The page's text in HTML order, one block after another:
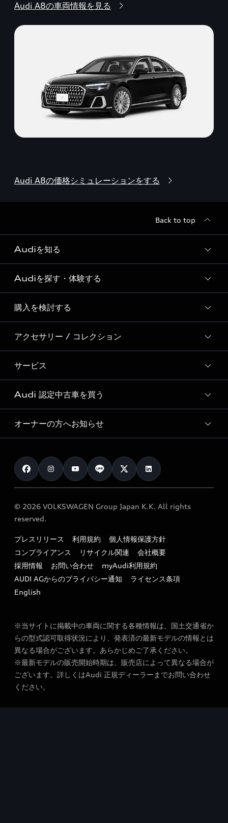
Audi A8の車両情報を見る
Audi A8の価格シミュレーションをする
Back to top
Audiを知る
Audi ブランド
Story of Progress
Audi Sport
Formula 1®
デジタルサービス
Audiを探す・体験する
ディーラー検索
新車在庫検索
試乗車・展示車検索
見積り依頼
試乗予約
購入を検討する
モデル一覧
特別仕様モデル / 限定モデル
e-tronラインアップ
価格シミュレーション
車両比較
カタログ一覧
アクセサリー / コレクション
純正アクセサリー
オンラインショップ
Audi collection
アウディナビアプリ
サービス
サービス入庫予約
サービスプログラム
メンテナンス
車検 / 定期点検
e-tronアフターサポート
myAudi
Audi 認定中古車を買う
Audi認定中古車
クオリティ
保証
メンテナンス
ファイナンス
キャンペーン / イベント
買取査定
オーナーの方へお知らせ
お知らせ
オーナー様向けキャンペーン
特定整備適用車一覧
リサイクル法
よくある質問（FAQ）
© 2026 VOLKSWAGEN Group Japan K.K. All rights
reserved.
プレスリリース 利用規約
個人情報保護方針
コンプライアンス
リサイクル関連
会社概要
採用情報
お問い合わせ
myAudi利用規約
AUDI AGからのプライバシー通知
ライセンス条項
English
※当サイトに掲載中の車両に関する各種情報は、国土交通省か
らの型式認可取得状況により、発表済の最新モデルの情報とは
異なる場合がございます。あらかじめご了承ください。
※最新モデルの販売開始時期は、販売店によって異なる場合が
ございます。詳しくはAudi 正規ディーラーまでお問い合わせ
ください。